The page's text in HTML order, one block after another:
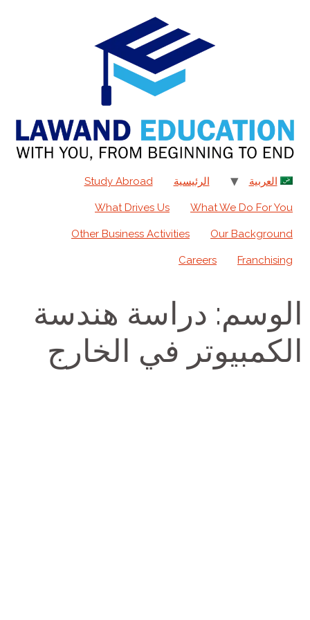
العربية الرئيسية Study Abroad
What We Do For You
What Drives Us
Our Background
Other Business Activities
Franchising
Careers
الوسم: دراسة هندسة
الكمبيوتر في الخارج